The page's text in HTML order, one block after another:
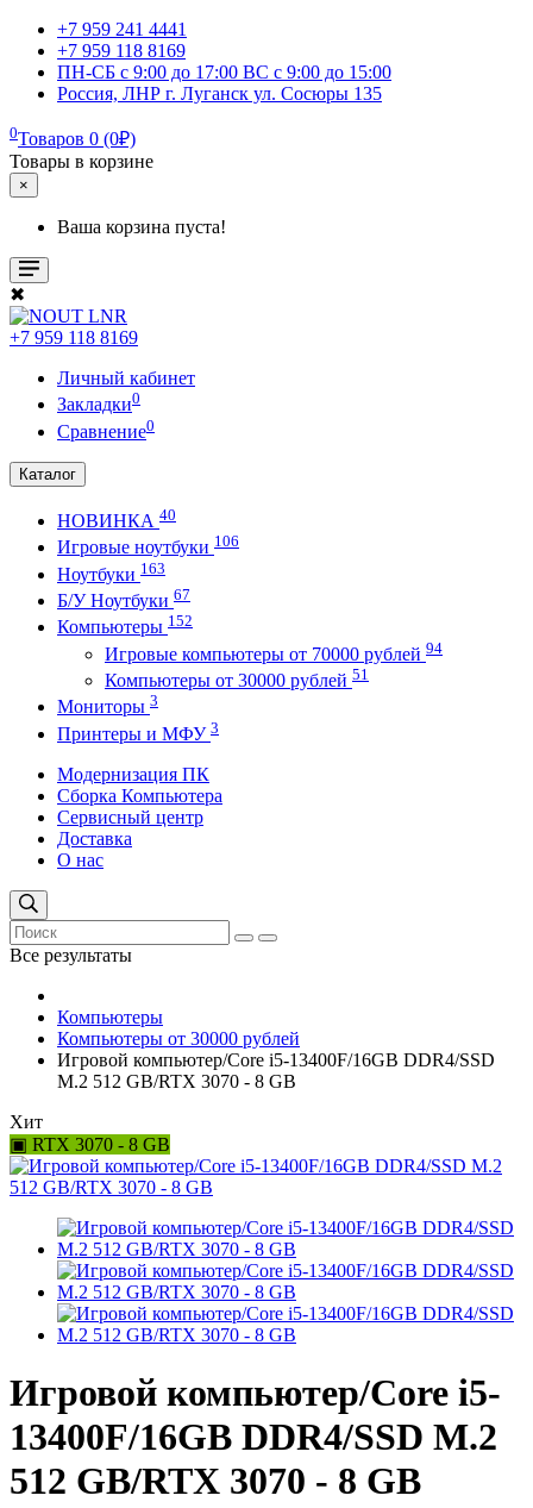
+7 959 241 4441
+7 959 118 8169
ПН-СБ с 9:00 до 17:00 ВС с 9:00 до 15:00
Россия, ЛНР г. Луганск ул. Сосюры 135
0Товаров 0 (0₽)
Товары в корзине
×
Ваша корзина пуста!
✖
+7 959 118 8169
Личный кабинет
Закладки0
Сравнение0
Каталог
НОВИНКА 40
Игровые ноутбуки 106
Ноутбуки 163
Б/У Ноутбуки 67
Компьютеры 152
Игровые компьютеры от 70000 рублей 94
Компьютеры от 30000 рублей 51
Мониторы 3
Принтеры и МФУ 3
Модернизация ПК
Сборка Компьютера
Сервисный центр
Доставка
О нас
Все результаты
Компьютеры
Компьютеры от 30000 рублей
Игровой компьютер/Core i5-13400F/16GB DDR4/SSD
M.2 512 GB/RTX 3070 - 8 GB
Хит
▣ RTX 3070 - 8 GB
Игровой компьютер/Core i5-
13400F/16GB DDR4/SSD M.2
512 GB/RTX 3070 - 8 GB